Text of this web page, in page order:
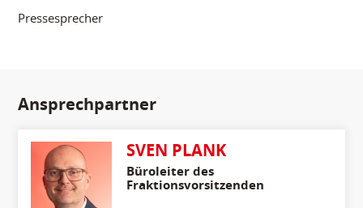
Pressesprecher
Ansprechpartner
SVEN PLANK
Büroleiter des
Fraktionsvorsitzenden